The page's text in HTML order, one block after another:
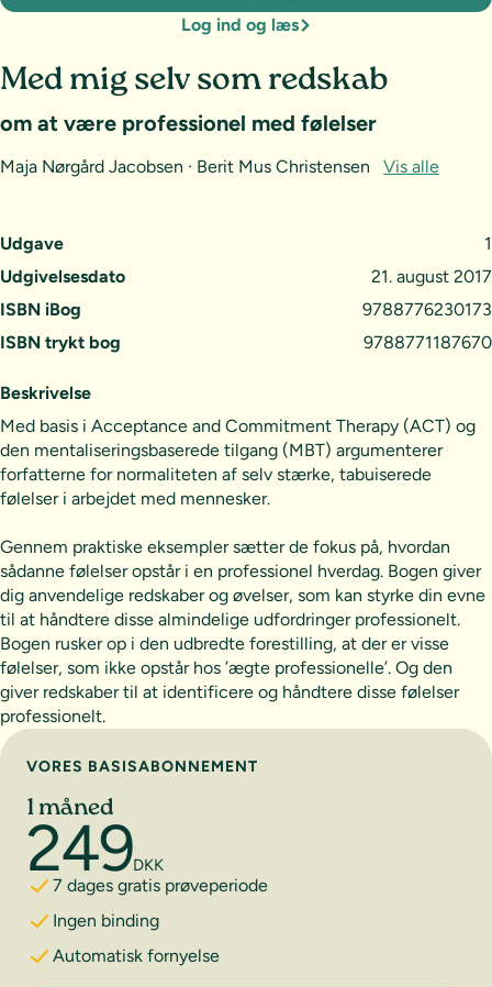
Udgave
1
Udgivelsesdato
21. august 2017
ISBN iBog
9788776230173
ISBN trykt bog
9788771187670
Med mig selv som redskab
om at være professionel med følelser
Maja Nørgård Jacobsen · Berit Mus Christensen Vis alle
Log ind og læs
Beskrivelse
Med basis i Acceptance and Commitment Therapy (ACT) og
den mentaliseringsbaserede tilgang (MBT) argumenterer
forfatterne for normaliteten af selv stærke, tabuiserede
følelser i arbejdet med mennesker.
Gennem praktiske eksempler sætter de fokus på, hvordan
sådanne følelser opstår i en professionel hverdag. Bogen giver
dig anvendelige redskaber og øvelser, som kan styrke din evne
til at håndtere disse almindelige udfordringer professionelt.
Bogen rusker op i den udbredte forestilling, at der er visse
følelser, som ikke opstår hos ’ægte professionelle’. Og den
giver redskaber til at identificere og håndtere disse følelser
professionelt.
Vælg abonnement
VORES BASISABONNEMENT
1 måned
249DKK
7 dages gratis prøveperiode
Ingen binding
Automatisk fornyelse